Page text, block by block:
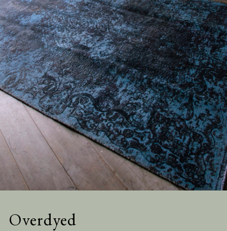
Overdyed